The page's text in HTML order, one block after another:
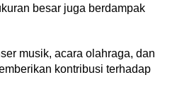
besar juga berdampak
musik, acara olahraga, dan
kontribusi terhadap